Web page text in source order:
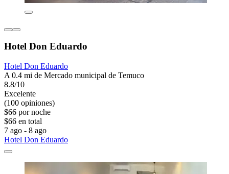
Hotel Don Eduardo
Hotel Don Eduardo
A 0.4 mi de Mercado municipal de Temuco
8.8/10
Excelente
(100 opiniones)
$66 por noche
$66 en total
7 ago - 8 ago
Hotel Don Eduardo